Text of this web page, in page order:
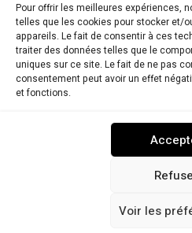
Pour offrir les meilleures expériences,
telles que les cookies pour stocker et/
appareils. Le fait de consentir à ces
traiter des données telles que le
uniques sur ce site. Le fait de ne pas
consentement peut avoir un effet
et fonctions.
Voir les
Ryokantravel.fr © Copyright
MENTIONS LÉGALES
POLITIQUE DE COOKIES (UE)
RYOKANTRAVEL USA